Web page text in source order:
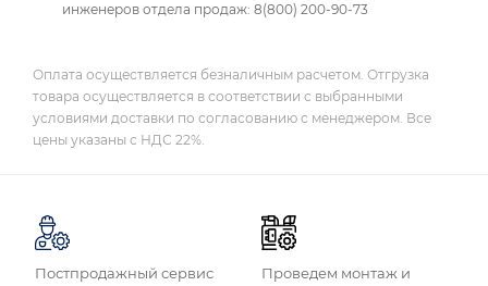
инженеров отдела продаж: 8(800) 200-90-73
Оплата осуществляется безналичным расчетом. Отгрузка
товара осуществляется в соответствии с выбранными
условиями доставки по согласованию с менеджером. Все
цены указаны с НДС 22%.
Постпродажный сервис
Проведем монтаж и